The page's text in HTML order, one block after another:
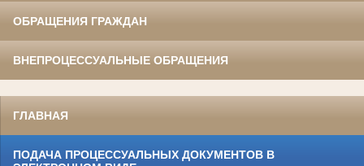
ОБРАЩЕНИЯ ГРАЖДАН
ВНЕПРОЦЕССУАЛЬНЫЕ ОБРАЩЕНИЯ
ГЛАВНАЯ
ПОДАЧА ПРОЦЕССУАЛЬНЫХ ДОКУМЕНТОВ В